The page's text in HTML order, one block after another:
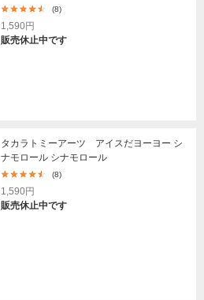
(8)
1,590円
販売休止中です
タカラトミーアーツ アイスだヨーヨー シ
ナモロール シナモロール
(8)
1,590円
販売休止中です